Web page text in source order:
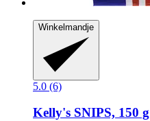
Winkelmandje
5.0 (6)
Kelly's SNIPS, 150 g